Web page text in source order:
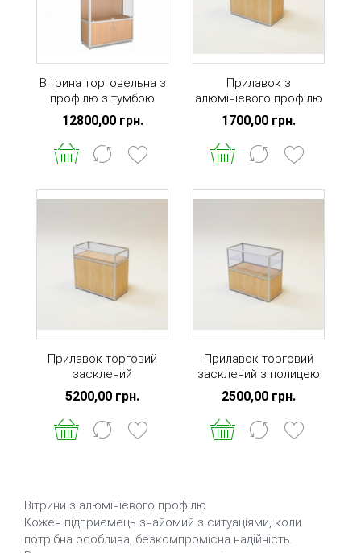
Вітрина торговельна з
профілю з тумбою
задня стінка ДВП
12800,00 грн.
Прилавок з
алюмінієвого профілю
глухий
1700,00 грн.
Прилавок торговий
засклений
5200,00 грн.
Прилавок торговий
засклений з полицею
2500,00 грн.
Вітрини з алюмінієвого профілю
Кожен підприємець знайомий з ситуаціями, коли
потрібна особлива, безкомпромісна надійність.